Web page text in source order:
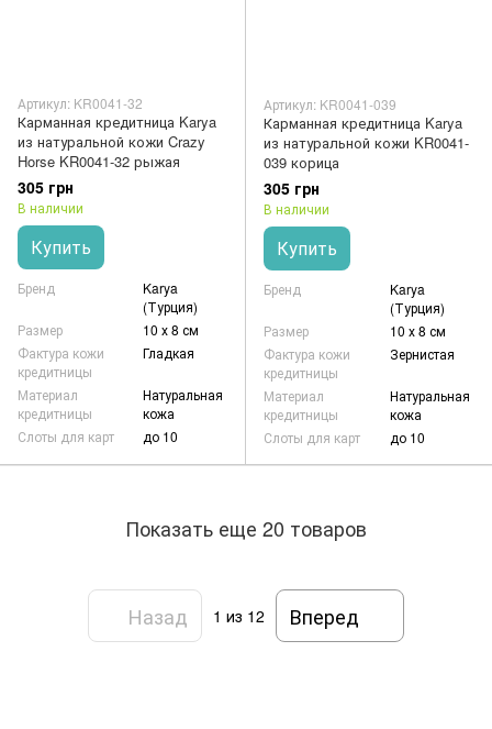
Артикул: KR0041-32
Карманная кредитница Karya
из натуральной кожи Crazy
Horse KR0041-32 рыжая
305 грн
В наличии
Купить
Бренд
Karya
(Турция)
Размер
10 х 8 см
Фактура кожи
кредитницы
Гладкая
Материал
кредитницы
Натуральная
кожа
Слоты для карт
до 10
Артикул: KR0041-039
Карманная кредитница Karya
из натуральной кожи KR0041-
039 корица
305 грн
В наличии
Купить
Бренд
Karya
(Турция)
Размер
10 х 8 см
Фактура кожи
кредитницы
Зернистая
Материал
кредитницы
Натуральная
кожа
Слоты для карт
до 10
Показать еще 20 товаров
Назад 1 из 12 Вперед